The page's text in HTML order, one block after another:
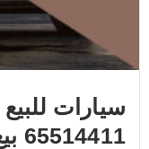
سيارات